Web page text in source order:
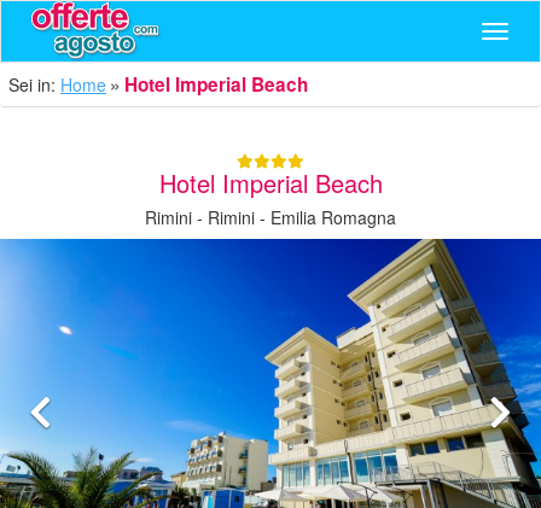
Sei in: Home Hotel Imperial Beach
Hotel Imperial Beach
Rimini - Rimini - Emilia Romagna